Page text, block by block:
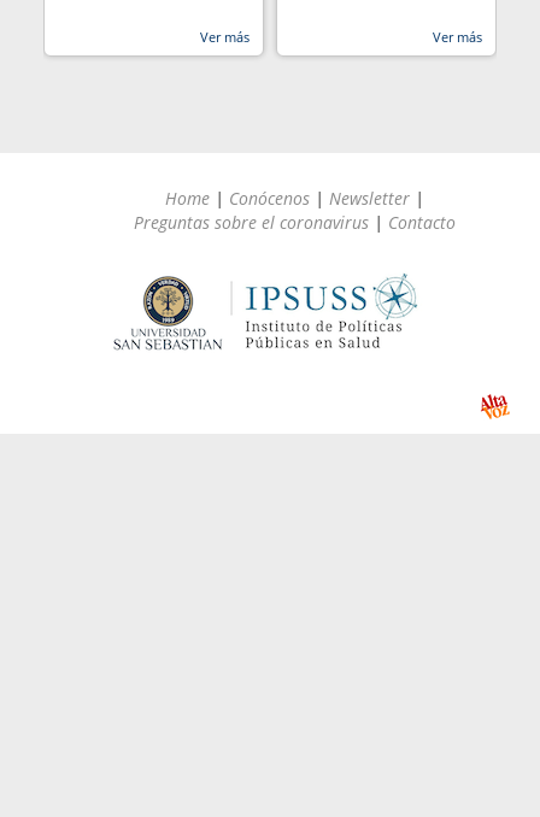
Ver más Ver más
Home | Conócenos | Newsletter |
Preguntas sobre el coronavirus | Contacto